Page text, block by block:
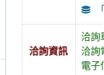
洽詢資訊
洽詢
洽詢
電子